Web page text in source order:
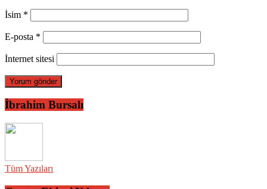
İsim *
E-posta *
İnternet sitesi
İbrahim Bursalı
Tüm Yazıları